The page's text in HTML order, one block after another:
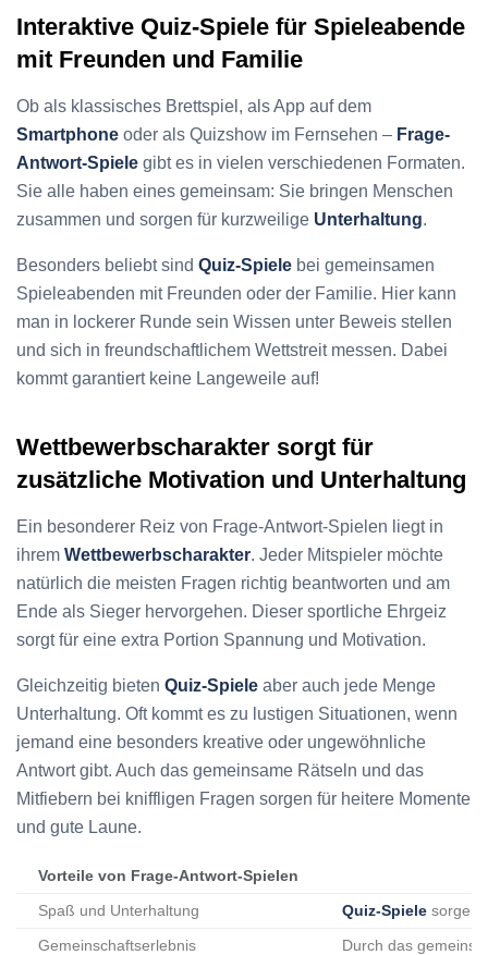
Interaktive Quiz-Spiele für Spieleabende
mit Freunden und Familie
Ob als klassisches Brettspiel, als App auf dem
Smartphone oder als Quizshow im Fernsehen – Frage-
Antwort-Spiele gibt es in vielen verschiedenen Formaten.
Sie alle haben eines gemeinsam: Sie bringen Menschen
zusammen und sorgen für kurzweilige Unterhaltung.
Besonders beliebt sind Quiz-Spiele bei gemeinsamen
Spieleabenden mit Freunden oder der Familie. Hier kann
man in lockerer Runde sein Wissen unter Beweis stellen
und sich in freundschaftlichem Wettstreit messen. Dabei
kommt garantiert keine Langeweile auf!
Wettbewerbscharakter sorgt für
zusätzliche Motivation und Unterhaltung
Ein besonderer Reiz von Frage-Antwort-Spielen liegt in
ihrem Wettbewerbscharakter. Jeder Mitspieler möchte
natürlich die meisten Fragen richtig beantworten und am
Ende als Sieger hervorgehen. Dieser sportliche Ehrgeiz
sorgt für eine extra Portion Spannung und Motivation.
Gleichzeitig bieten Quiz-Spiele aber auch jede Menge
Unterhaltung. Oft kommt es zu lustigen Situationen, wenn
jemand eine besonders kreative oder ungewöhnliche
Antwort gibt. Auch das gemeinsame Rätseln und das
Mitfiebern bei kniffligen Fragen sorgen für heitere Momente
und gute Laune.
Vorteile von Frage-Antwort-Spielen
Spaß und Unterhaltung Quiz-Spiele sorgen
Gemeinschaftserlebnis Durch das